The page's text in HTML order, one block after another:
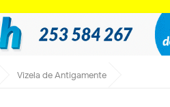
Vizela de Antigamente